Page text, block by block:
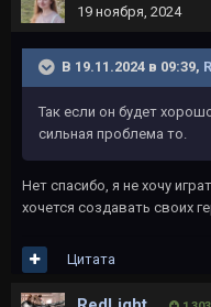
19 ноября, 2024
В 19.11.2024 в 09:39,
Так если он будет
сильная проблема то.
Нет спасибо, я не хочу
хочется создавать своих
Цитата